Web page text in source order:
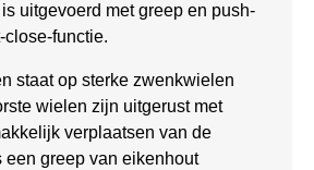
uitgevoerd met greep en push-
close-functie.
staat op sterke zwenkwielen
wielen zijn uitgerust met
verplaatsen van de
een greep van eikenhout